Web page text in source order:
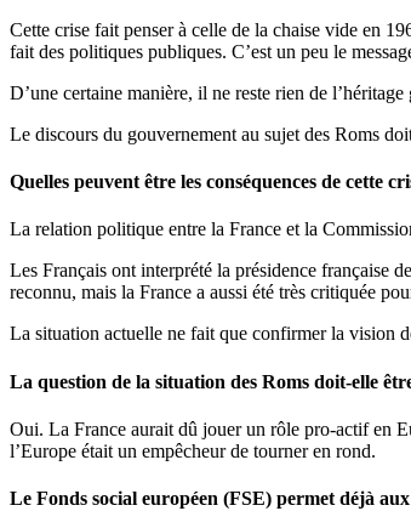
Cette crise fait penser à celle de la chaise vide en
fait des politiques publiques. C’est un peu le
D’une certaine manière, il ne reste rien de
Le discours du gouvernement au sujet des Roms
Quelles peuvent être les conséquences de cette
La relation politique entre la France et la
Les Français ont interprété la présidence française
reconnu, mais la France a aussi été très critiquée
La situation actuelle ne fait que confirmer la vision
La question de la situation des Roms doit-elle
Oui. La France aurait dû jouer un rôle pro-actif en
l’Europe était un empêcheur de tourner en rond.
Le Fonds social européen (FSE) permet déjà